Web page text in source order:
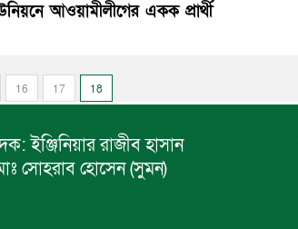
আওয়ামীলীগের একক প্রার্থী
16 17 18
ইঞ্জিনিয়ার রাজীব হাসান
সোহরাব হোসেন (সুমন)